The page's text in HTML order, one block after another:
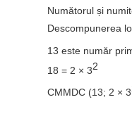
Numătorul și
Descompunerea
13 este număr
18 = 2 × 32
CMMDC (13; 2 × 3